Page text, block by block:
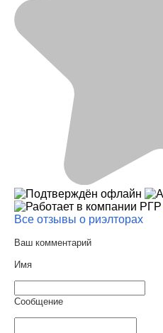
Все отзывы о риэлторах
Ваш комментарий
Имя
Сообщение